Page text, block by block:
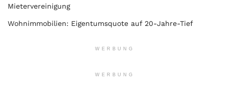
Mietervereinigung
Wohnimmobilien: Eigentumsquote auf 20-Jahre-Tief
WERBUNG
WERBUNG